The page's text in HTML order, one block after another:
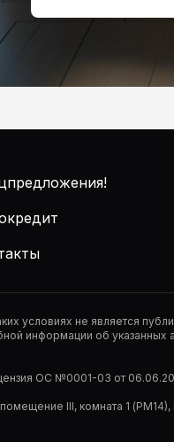
условиях не является
информации об указанных
ОС №0001-03 от
помещение III, комната 1